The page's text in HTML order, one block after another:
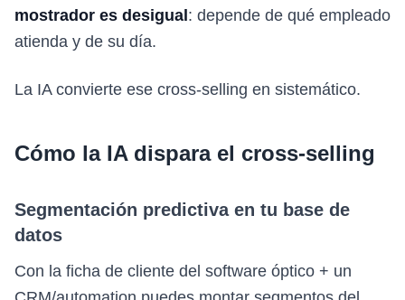
mostrador es desigual : depende de qué empleado
atienda y de su día.
La IA convierte ese cross-selling en sistemático.
Cómo la IA dispara el cross-selling
Segmentación predictiva en tu base de
datos
Con la ficha de cliente del software óptico + un